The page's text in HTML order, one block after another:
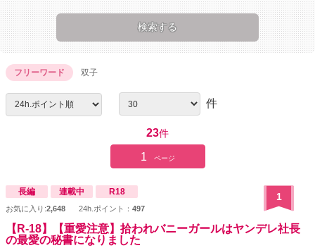
フリーワード 双子
件
23件
1 ページ
長編 連載中 R18
お気に入り:2,648 24h.ポイント： 497
1
【R-18】【重愛注意】拾われバニーガールはヤンデレ社長
の最愛の秘書になりました